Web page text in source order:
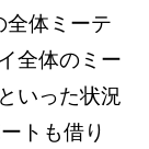
全体ミーテ
全体のミー
いった状況
トも借り